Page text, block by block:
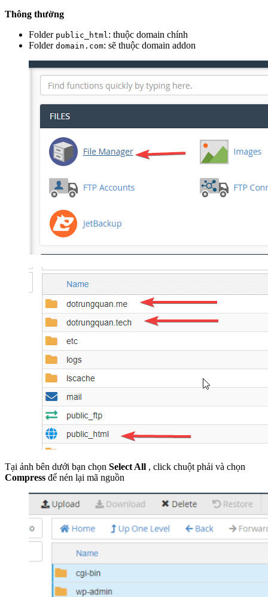
Thông thường
Folder public_html: thuộc domain chính
Folder domain.com: sẽ thuộc domain addon
Tại ảnh bên dưới bạn chọn Select All , click chuột phải và chọn
Compress để nén lại mã nguồn